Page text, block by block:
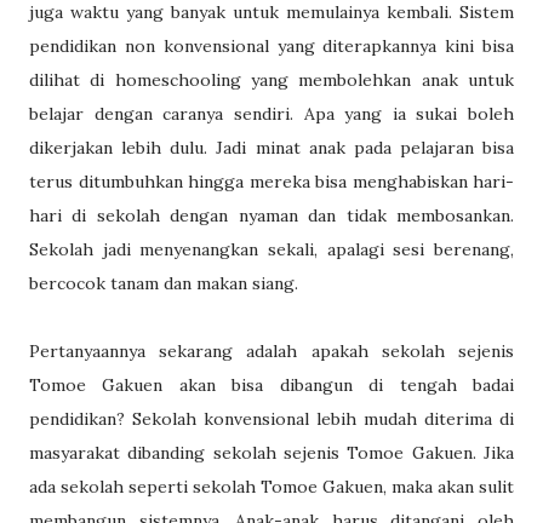
juga waktu yang banyak untuk memulainya kembali. Sistem
pendidikan non konvensional yang diterapkannya kini bisa
dilihat di homeschooling yang membolehkan anak untuk
belajar dengan caranya sendiri. Apa yang ia sukai boleh
dikerjakan lebih dulu. Jadi minat anak pada pelajaran bisa
terus ditumbuhkan hingga mereka bisa menghabiskan hari-
hari di sekolah dengan nyaman dan tidak membosankan.
Sekolah jadi menyenangkan sekali, apalagi sesi berenang,
bercocok tanam dan makan siang.
Pertanyaannya sekarang adalah apakah sekolah sejenis
Tomoe Gakuen akan bisa dibangun di tengah badai
pendidikan? Sekolah konvensional lebih mudah diterima di
masyarakat dibanding sekolah sejenis Tomoe Gakuen. Jika
ada sekolah seperti sekolah Tomoe Gakuen, maka akan sulit